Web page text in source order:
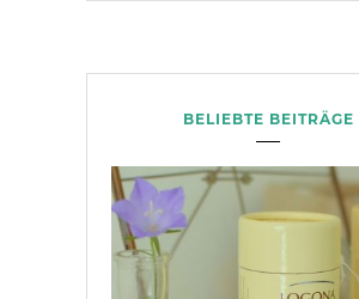
BELIEBTE BEITRÄGE